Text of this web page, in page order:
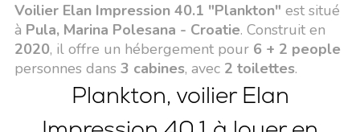
Voilier Elan Impression 40.1 "Plankton" est situé
à Pula, Marina Polesana - Croatie. Construit en
2020, il offre un hébergement pour 6 + 2 people
personnes dans 3 cabines, avec 2 toilettes.
Plankton, voilier Elan